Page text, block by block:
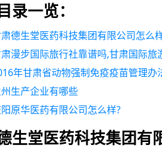
录一览：
德生堂医药科技集团有限公司怎么
漫步国际旅行社靠谱吗,甘肃国际旅
年甘肃省动物强制免疫疫苗管理办
生产企业有哪些
原华医药有限公司怎么样?
生堂医药科技集团有